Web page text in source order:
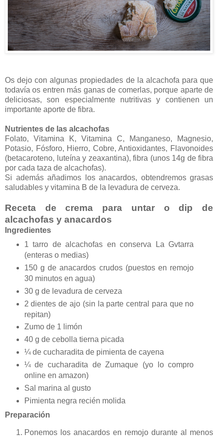
Os dejo con algunas propiedades de la alcachofa para que
todavía os entren más ganas de comerlas, porque aparte de
deliciosas, son especialmente nutritivas y contienen un
importante aporte de fibra.
Nutrientes de las alcachofas
Folato, Vitamina K, Vitamina C, Manganeso, Magnesio,
Potasio, Fósforo, Hierro, Cobre, Antioxidantes, Flavonoides
(betacaroteno, luteína y zeaxantina), fibra (unos 14g de fibra
por cada taza de alcachofas).
Si además añadimos los anacardos, obtendremos grasas
saludables y vitamina B de la levadura de cerveza.
Receta de crema para untar o dip de
alcachofas y anacardos
Ingredientes
1 tarro de alcachofas en conserva La Gvtarra
(enteras o medias)
150 g de anacardos crudos (puestos en remojo
30 minutos en agua)
30 g de levadura de cerveza
2 dientes de ajo (sin la parte central para que no
repitan)
Zumo de 1 limón
40 g de cebolla tierna picada
¼ de cucharadita de pimienta de cayena
¼ de cucharadita de Zumaque (yo lo compro
online en amazon)
Sal marina al gusto
Pimienta negra recién molida
Preparación
Ponemos los anacardos en remojo durante al menos